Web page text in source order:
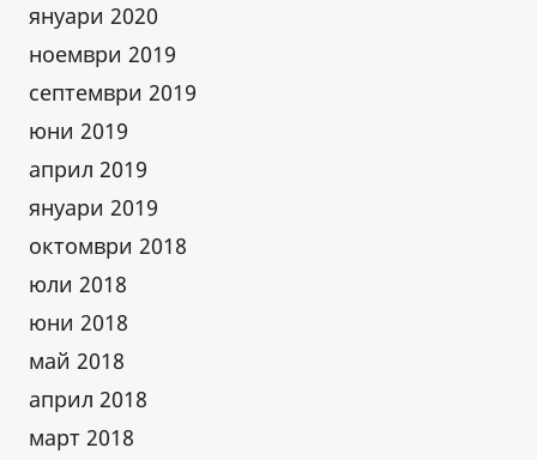
януари 2020
ноември 2019
септември 2019
юни 2019
април 2019
януари 2019
октомври 2018
юли 2018
юни 2018
май 2018
април 2018
март 2018